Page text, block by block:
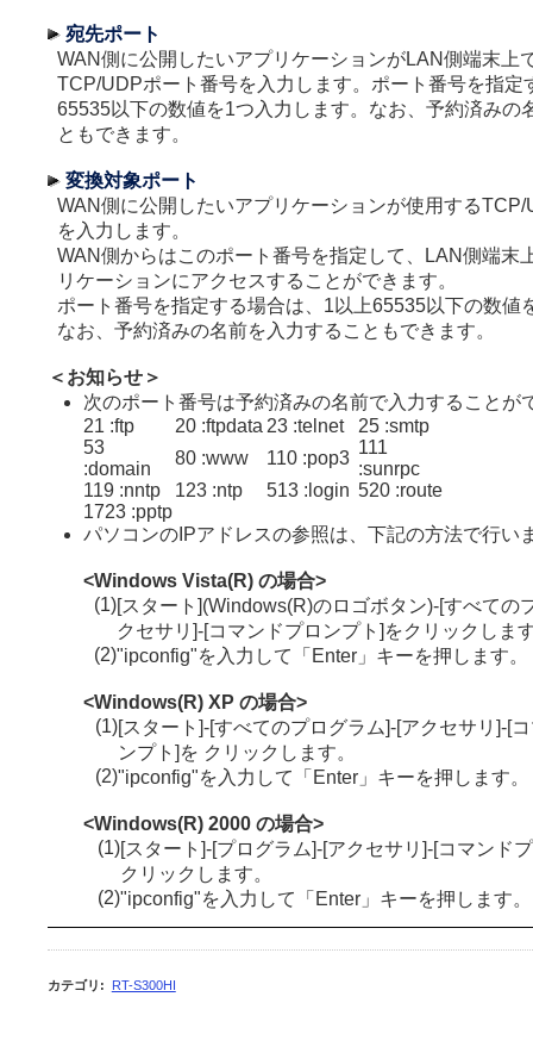
宛先ポート
WAN側に公開したいアプリケーションがLAN側端末上
TCP/UDPポート番号を入力します。ポート番号を指定
65535以下の数値を1つ入力します。なお、予約済みの
ともできます。
変換対象ポート
WAN側に公開したいアプリケーションが使用する
を入力します。
WAN側からはこのポート番号を指定して、LAN側端末
リケーションにアクセスすることができます。
ポート番号を指定する場合は、1以上65535以下の数値
なお、予約済みの名前を入力することもできます。
＜お知らせ＞
次のポート番号は予約済みの名前で入力することが
21 :ftp
20 :ftpdata23 :telnet
25 :smtp
53
:domain
80 :www 110 :pop3
111
:sunrpc
119 :nntp
123 :ntp 513 :login 520 :route
1723 :pptp
パソコンのIPアドレスの参照は、下記の方法で行い
<Windows Vista(R) の場合>
(1) [スタート](Windows(R)のロゴボタン)-[すべての
クセサリ]-[コマンドプロンプト]をクリックしま
(2)"ipconfig"を入力して「Enter」キーを押します。
<Windows(R) XP の場合>
(1) [スタート]-[すべてのプログラム]-[アクセサリ]-[
ンプト]を クリックします。
(2)"ipconfig"を入力して「Enter」キーを押します。
<Windows(R) 2000 の場合>
(1) [スタート]-[プログラム]-[アクセサリ]-[コマンド
クリックします。
(2)"ipconfig"を入力して「Enter」キーを押します。
カテゴリ : RT-S300HI